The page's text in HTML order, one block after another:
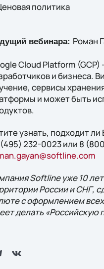
политика
вебинара: Роман
Cloud Platform (GCP)
и бизнеса.
сервисы
и может быть
узнать, подходит
232-0023 или 8
Softline уже 10
России и СНГ,
с оформлением
делать